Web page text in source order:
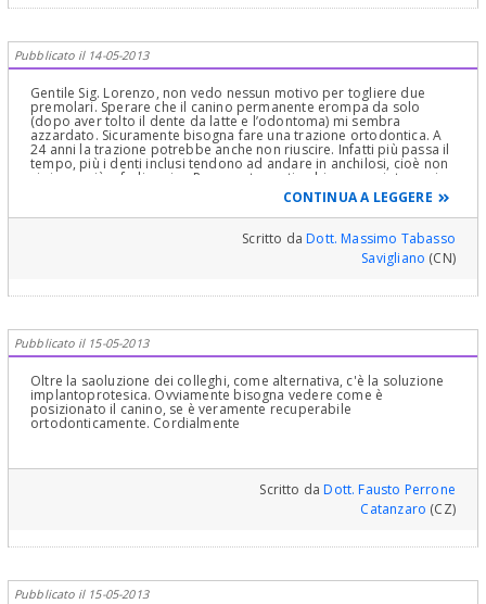
Pubblicato il 14-05-2013
Gentile Sig. Lorenzo, non vedo nessun motivo per togliere due
premolari. Sperare che il canino permanente erompa da solo
(dopo aver tolto il dente da latte e l’odontoma) mi sembra
azzardato. Sicuramente bisogna fare una trazione ortodontica. A
24 anni la trazione potrebbe anche non riuscire. Infatti più passa il
tempo, più i denti inclusi tendono ad andare in anchilosi, cioè non
si riesce più a farli uscire. Per questo motivo bisognava intervenire
CONTINUA A LEGGERE
Scritto daDott. Massimo Tabasso
Savigliano (CN)
Pubblicato il 15-05-2013
Oltre la saoluzione dei colleghi, come alternativa, c'è la soluzione
implantoprotesica. Ovviamente bisogna vedere come è
posizionato il canino, se è veramente recuperabile
ortodonticamente. Cordialmente
Scritto daDott. Fausto Perrone
Catanzaro (CZ)
Pubblicato il 15-05-2013